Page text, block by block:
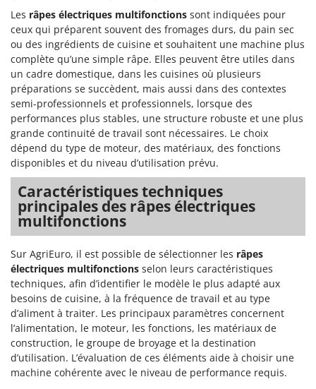
Zomax
Les râpes électriques multifonctions sont indiquées pour
ceux qui préparent souvent des fromages durs, du pain sec
ou des ingrédients de cuisine et souhaitent une machine plus
complète qu’une simple râpe. Elles peuvent être utiles dans
un cadre domestique, dans les cuisines où plusieurs
préparations se succèdent, mais aussi dans des contextes
semi-professionnels et professionnels, lorsque des
performances plus stables, une structure robuste et une plus
grande continuité de travail sont nécessaires. Le choix
dépend du type de moteur, des matériaux, des fonctions
disponibles et du niveau d’utilisation prévu.
Caractéristiques techniques
principales des râpes électriques
multifonctions
Sur AgriEuro, il est possible de sélectionner les râpes
électriques multifonctions selon leurs caractéristiques
techniques, afin d’identifier le modèle le plus adapté aux
besoins de cuisine, à la fréquence de travail et au type
d’aliment à traiter. Les principaux paramètres concernent
l’alimentation, le moteur, les fonctions, les matériaux de
construction, le groupe de broyage et la destination
d’utilisation. L’évaluation de ces éléments aide à choisir une
machine cohérente avec le niveau de performance requis.